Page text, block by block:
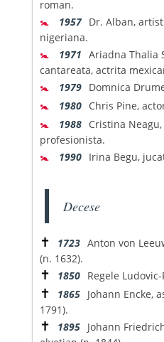
roman.
🚼 1957 Dr. Alban,
nigeriana.
🚼 1971 Ariadna Thalia
cantareata, actrita
🚼 1979 Domnica
🚼 1980 Chris Pine,
🚼 1988 Cristina
profesionista.
🚼 1990 Irina Begu,
Decese
✝ 1723 Anton von
(n. 1632).
✝ 1850 Regele
✝ 1865 Johann Encke,
1791).
✝ 1895 Johann